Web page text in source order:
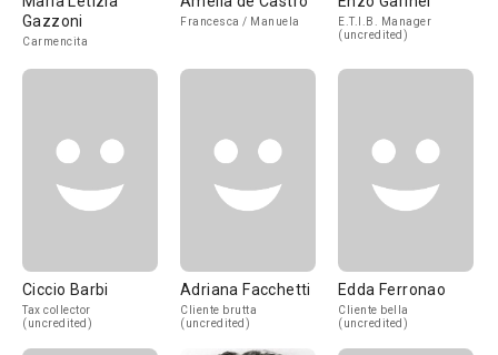
Gazzoni
Carmencita
Francesca / Manuela
E.T.I.B. Manager
(uncredited)
Ciccio Barbi
Tax collector
(uncredited)
Adriana Facchetti
Cliente brutta
(uncredited)
Edda Ferronao
Cliente bella
(uncredited)